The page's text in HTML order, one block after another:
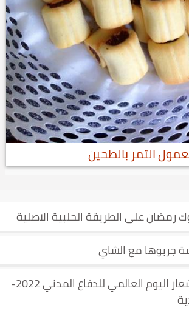
التمر بالطحين
على الطريقة الحلبية الاصلية
جربوها مع الشاي
بدقة عالية PDF شعار اليوم العالمي للدفاع المدني 2022-